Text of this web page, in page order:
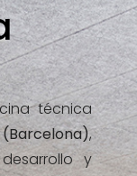
técnica
,
y